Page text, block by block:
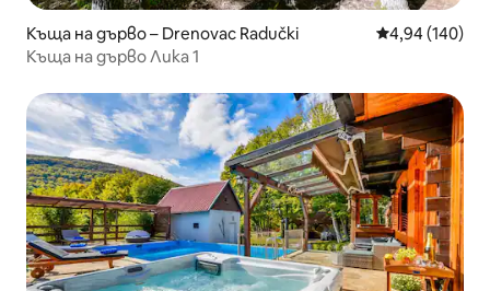
Къща на дърво – Drenovac Radučki Средна
4,94 (140)
Къща на дърво Лика 1